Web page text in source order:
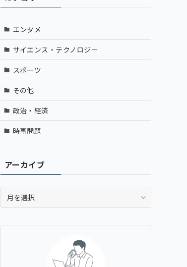
エンタメ
サイエンス・テクノロジー
スポーツ
その他
政治・経済
時事問題
アーカイブ
ー
イ